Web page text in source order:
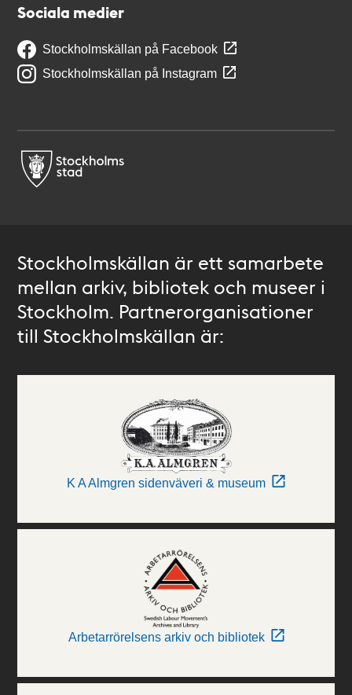
Sociala medier
Stockholmskällan på Facebook
Stockholmskällan på Instagram
Stockholmskällan är ett samarbete
mellan arkiv, bibliotek och museer i
Stockholm. Partnerorganisationer
till Stockholmskällan är:
K A Almgren sidenväveri & museum
Arbetarrörelsens arkiv och bibliotek